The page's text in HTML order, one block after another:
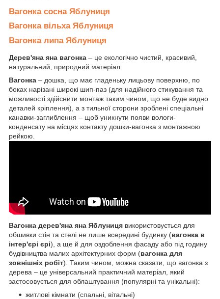
Вагонка сосна Яблуниця
Вагонка вільха Яблуниця
Вагонка липа Яблуниця
Дерев'яна яна вагонка – це екологічно чистий, красивий,
натуральний, природний матеріал.
Вагонка – дошка, що має гладеньку лицьову поверхню, по
боках нарізані широкі шип-паз (для надійного стикування та
можливості здійснити монтаж таким чином, що не буде видно
деталей кріплення), а з тильної сторони зроблені спеціальні
канавки-заглиблення – щоб уникнути появи вологи-
конденсату на місцях контакту дошки-вагонка з монтажною
рейкою.
Вагонка дерев'яна яна Яблуниця використовується для
обшивки стін та стелі не лише всередині будинку (вагонка в
інтер'єрі єрі), а ще й для оздоблення фасаду або під годину
будівництва малих архітектурних форм (вагонка для
зовнішніх робіт). Таким чином, можна сказати, що вагонка з
дерева – це універсальний практичний матеріал, який
застосовується для облаштування (популярні та унікальні):
житлові кімнати (спальні, вітальні)